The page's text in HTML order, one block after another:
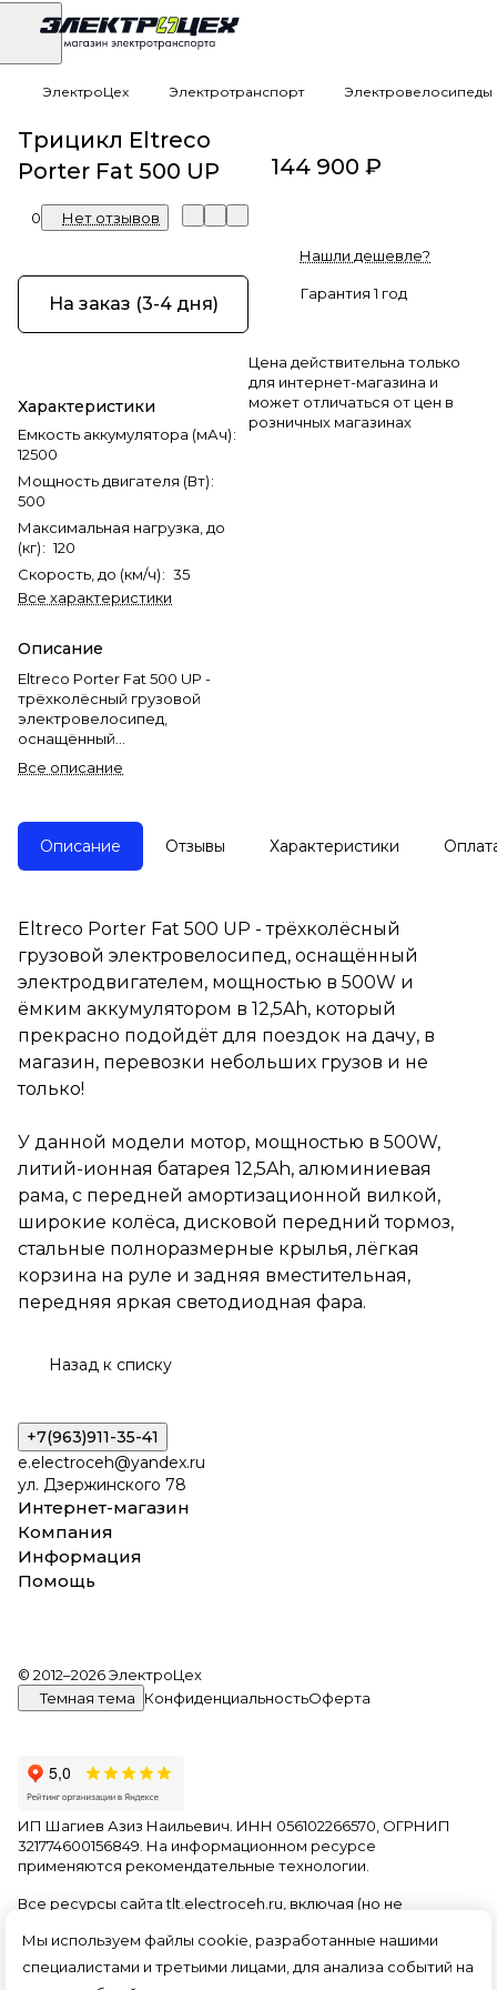
ЭлектроЦех Электротранспорт Электровелосипеды
Трицикл Eltreco
Porter Fat 500 UP
0 Нет отзывов
На заказ (3-4 дня)
Характеристики
Емкость аккумулятора (мАч):
12500
Мощность двигателя (Вт):
500
Максимальная нагрузка, до
(кг): 120
Скорость, до (км/ч): 35
Все характеристики
Описание
Eltreco Porter Fat 500 UP -
трёхколёсный грузовой
электровелосипед,
оснащённый
мощностью в 500W и ёмким
который прекрасно подойдёт
для поездок на дачу, в
У данной модели мотор,
мощностью в 500W, литий-
ионная батарея 12,5Ah,
алюминиевая рама, с
передней амортизационной
вилкой, широкие колёса,
дисковой передний тормоз,
стальные полноразмерные
крылья, лёгкая корзина на
передняя яркая
светодиодная фара.
Все описание
144 900 ₽
Нашли дешевле?
Гарантия 1 год
Цена действительна только
для интернет-магазина и
может отличаться от цен в
розничных магазинах
Описание Отзывы Характеристики
Eltreco Porter Fat 500 UP - трёхколёсный
грузовой электровелосипед, оснащённый
электродвигателем, мощностью в 500W и
ёмким аккумулятором в 12,5Ah, который
прекрасно подойдёт для поездок на дачу, в
магазин, перевозки небольших грузов и не
только!
У данной модели мотор, мощностью в 500W,
литий-ионная батарея 12,5Ah, алюминиевая
рама, с передней амортизационной вилкой,
широкие колёса, дисковой передний тормоз,
стальные полноразмерные крылья, лёгкая
корзина на руле и задняя вместительная,
передняя яркая светодиодная фара.
Назад к списку
Мы используем файлы cookie, разработанные нашими
специалистами и третьими лицами, для анализа событий на
+7(963)911-35-41
e.electroceh@yandex.ru
ул. Дзержинского 78
Интернет-магазин
Компания
Информация
Помощь
© 2012–2026 ЭлектроЦех
Темная тема
КонфиденциальностьОферта
ИП Шагиев Азиз Наильевич. ИНН 056102266570, ОГРНИП
321774600156849. На информационном ресурсе
применяются рекомендательные технологии
Все ресурсы сайта tlt.electroceh.ru, включая (но не
и видео информацию, структуру, дизайн и оформление
страниц, доменное имя, фирменное наименование
являются объектами авторского права и прав на